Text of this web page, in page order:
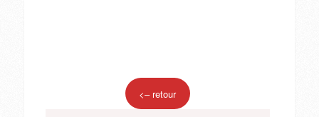
<– retour